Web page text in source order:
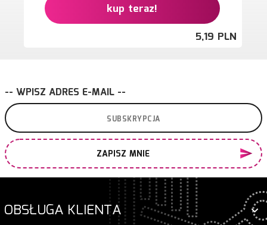
kup teraz!
5,19 PLN
-- WPISZ ADRES E-MAIL --
ZAPISZ MNIE
OBSŁUGA KLIENTA